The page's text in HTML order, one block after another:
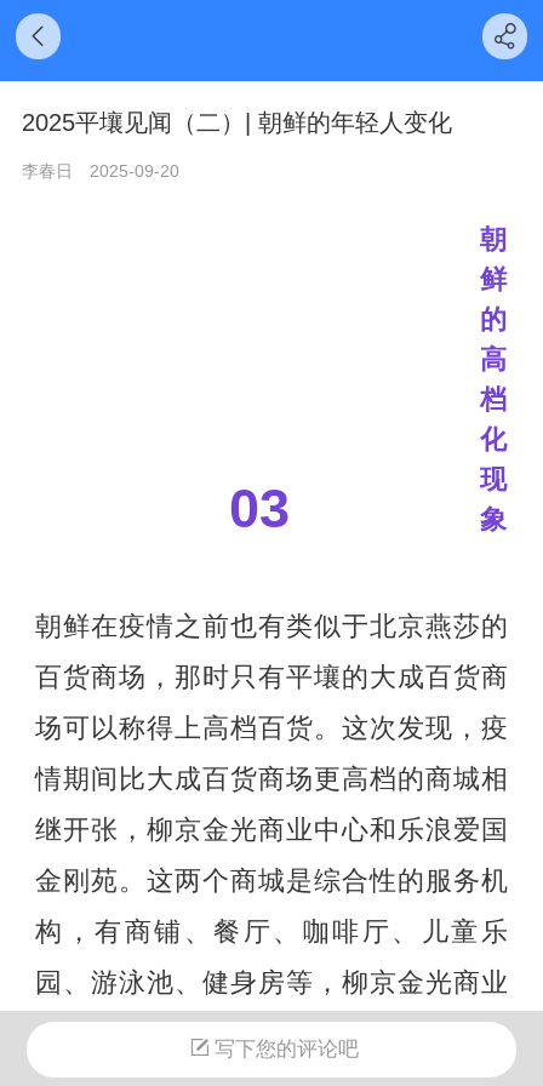
2025平壤见闻（二）| 朝鲜的年轻人变化
李春日 2025-09-20
03
朝
鲜
的
高
档
化
现
象
朝鲜在疫情之前也有类似于北京燕莎的
百货商场，那时只有平壤的大成百货商
场可以称得上高档百货。这次发现，疫
情期间比大成百货商场更高档的商城相
继开张，柳京金光商业中心和乐浪爱国
金刚苑。这两个商城是综合性的服务机
构，有商铺、餐厅、咖啡厅、儿童乐
园、游泳池、健身房等，柳京金光商业
中心还有酒店客房。确实像燕莎百货那
写下您的评论吧